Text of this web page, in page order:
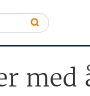
med